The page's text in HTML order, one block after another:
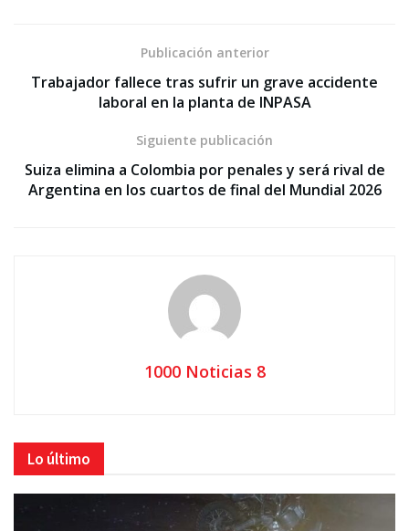
Publicación anterior
Trabajador fallece tras sufrir un grave accidente
laboral en la planta de INPASA
Siguiente publicación
Suiza elimina a Colombia por penales y será rival de
Argentina en los cuartos de final del Mundial 2026
1000 Noticias 8
Lo último